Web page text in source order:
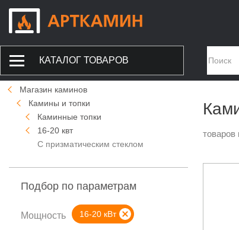
КАТАЛОГ ТОВАРОВ
Магазин каминов
Камины и топки
Каминные топки
16-20 квт
С призматическим стеклом
Подбор по параметрам
Мощность 16-20 кВт
товаров